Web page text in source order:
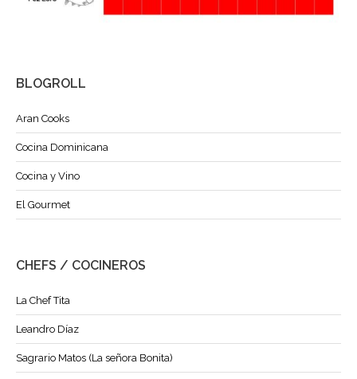
BLOGROLL
Aran Cooks
Cocina Dominicana
Cocina y Vino
El Gourmet
CHEFS / COCINEROS
La Chef Tita
Leandro Díaz
Sagrario Matos (La señora Bonita)